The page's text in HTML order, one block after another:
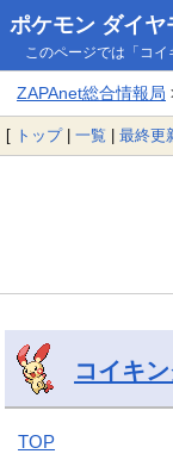
ポケモン ダイ
このページでは「コイ
ZAPAnet総合情報局
[ トップ| 一覧 | 最終更
コイキ
TOP